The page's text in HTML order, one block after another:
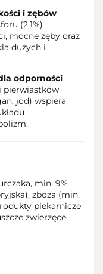
i zębów
(2,1%)
mocne zęby oraz
dużych i
odporności
pierwiastków
jod) wspiera
min. 9%
zboża (min.
piekarnicze
zwierzęce,